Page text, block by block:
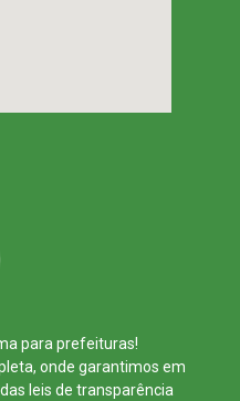
para prefeituras!
onde garantimos em
leis de transparência